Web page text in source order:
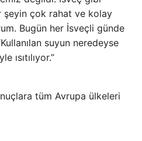
çok rahat ve kolay
Bugün her İsveçli günde
suyun neredeyse
ısıtılıyor.”
tüm Avrupa ülkeleri